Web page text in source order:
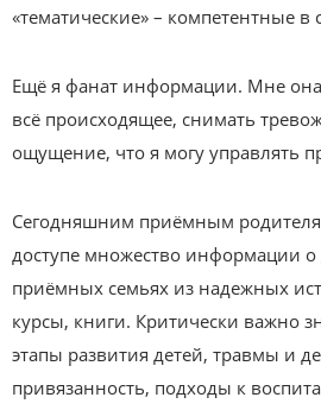
«тематические» – компетентные в
Ещё я фанат информации. Мне
всё происходящее, снимать
ощущение, что я могу управлять
Сегодняшним приёмным
доступе множество информации о
приёмных семьях из надежных
курсы, книги. Критически важно
этапы развития детей, травмы и
привязанность, подходы к